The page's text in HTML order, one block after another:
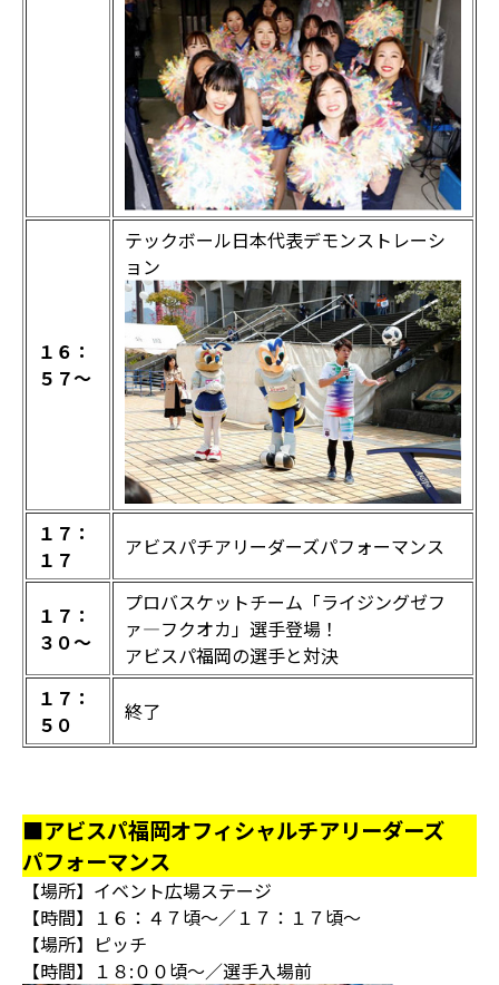
１６：
５７～
テックボール日本代表デモンストレーシ
ョン
１７：
１７
アビスパチアリーダーズパフォーマンス
１７：
３０～
プロバスケットチーム「ライジングゼフ
ァ―フクオカ」選手登場！
アビスパ福岡の選手と対決
１７：
５０
終了
■アビスパ福岡オフィシャルチアリーダーズ
パフォーマンス
【場所】イベント広場ステージ
【時間】１６：４７頃～／１７：１７頃～
【場所】ピッチ
【時間】１８:００頃～／選手入場前